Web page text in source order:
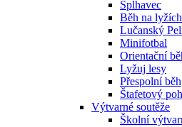
Šplhavec
Běh na lyžích
Lučanský
Minifotbal
Orientační
Lyžuj lesy
Přespolní běh
Štafetový
Výtvarné soutěže
Školní